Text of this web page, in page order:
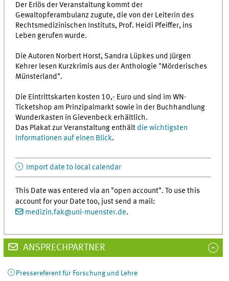
Der Erlös der Veranstaltung kommt der
Gewaltopferambulanz zugute, die von der Leiterin des
Rechtsmedizinischen Instituts, Prof. Heidi Pfeiffer, ins
Leben gerufen wurde.
Die Autoren Norbert Horst, Sandra Lüpkes und Jürgen
Kehrer lesen Kurzkrimis aus der Anthologie "Mörderisches
Münsterland".
Die Eintrittskarten kosten 10,- Euro und sind im WN-
Ticketshop am Prinzipalmarkt sowie in der Buchhandlung
Wunderkasten in Gievenbeck erhältlich.
Das Plakat zur Veranstaltung enthält die wichtigsten
Informationen auf einen Blick.
Import date to local calendar
This Date was entered via an "open account". To use this
account for your Date too, just send a mail:
medizin.fak@uni-muenster.de.
ANSPRECHPARTNER
Pressereferent für Forschung und Lehre